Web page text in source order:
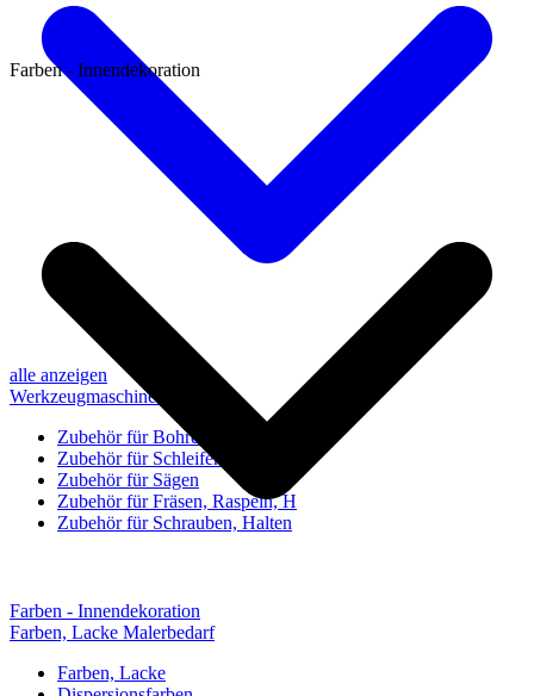
alle anzeigen
Werkzeugmaschinen-Zubehör
Zubehör für Bohren, Bohrhilfen
Zubehör für Schleifen, Poliere
Zubehör für Sägen
Zubehör für Fräsen, Raspeln, H
Zubehör für Schrauben, Halten
Farben - Innendekoration
Farben - Innendekoration
Farben, Lacke Malerbedarf
Farben, Lacke